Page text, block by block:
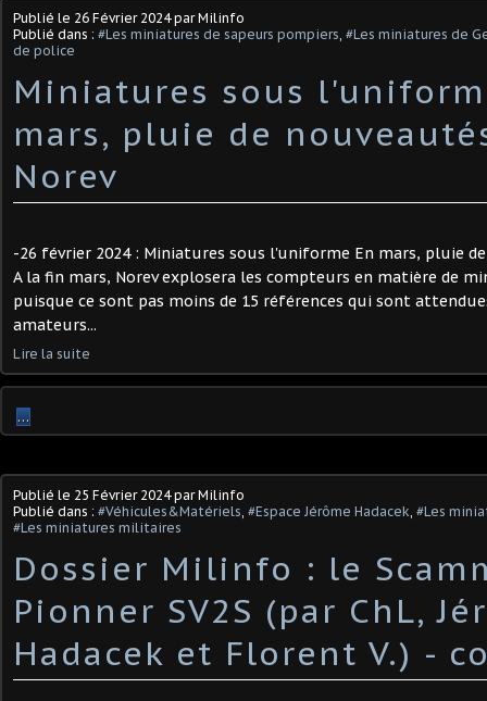
Publié le 26 Février 2024par Milinfo
Publié dans : #Les miniatures de sapeurs pompiers, #Les miniatures de
de police
Miniatures sous
mars, pluie de
Norev
-26 février 2024 : Miniatures sous l'uniforme En mars, pluie
A la fin mars, Norev explosera les compteurs en matière de
puisque ce sont pas moins de 15 références qui sont
amateurs...
Lire la suite
…
Publié le 25 Février 2024par Milinfo
Publié dans : #Véhicules&Matériels, #Espace Jérôme Hadacek, #Les
#Les miniatures militaires
Dossier Milinfo : le
Pionner SV2S (par ChL,
Hadacek et Florent V.) -